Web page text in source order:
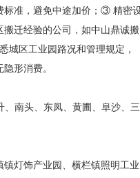
标准，避免中途加价；③ 精密
迁经验的公司，如中山鼎诚搬
城区工业园路况和管理规定，
形消费。
、南头、东凤、黄圃、阜沙、三
灯饰产业园、横栏镇照明工业